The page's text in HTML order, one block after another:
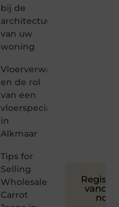
bij de
architectuur
van uw
woning
Vloerverwarming
en de rol
van een
vloerspecialist
in
Alkmaar
Tips for
Selling
Wholesale
Carrot
nog